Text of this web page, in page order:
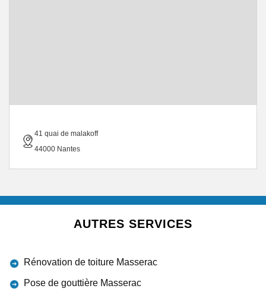
41 quai de malakoff
44000 Nantes
AUTRES SERVICES
Rénovation de toiture Masserac
Pose de gouttière Masserac